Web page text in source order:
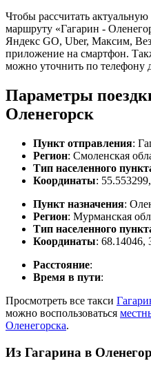
Чтобы рассчитать
маршруту «Гагарин -
Яндекс GO, Uber, Максим,
приложение на смартфон.
можно уточнить по телефону
Параметры
Оленегорск
Пункт отправления:
Регион: Смоленская
Тип населенного
Координаты:
Пункт назначения:
Регион: Мурманская
Тип населенного
Координаты: 68.14046,
Расстояние:
Время в пути:
Просмотреть все такси
можно воспользоваться
Оленегорска.
Из Гагарина в